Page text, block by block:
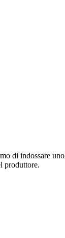
di indossare uno
produttore.